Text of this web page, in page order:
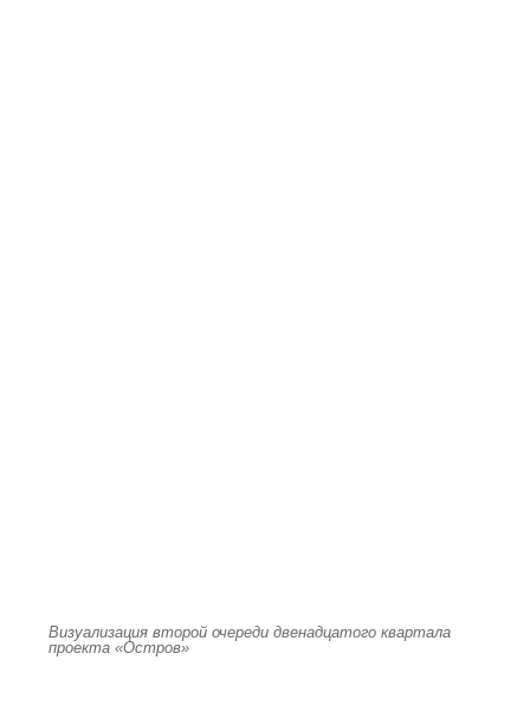
Визуализация второй очереди двенадцатого квартала
проекта «Остров»